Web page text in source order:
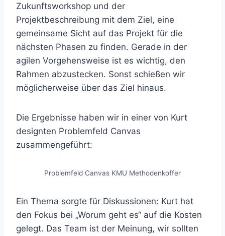
Zukunftsworkshop und der
Projektbeschreibung mit dem Ziel, eine
gemeinsame Sicht auf das Projekt für die
nächsten Phasen zu finden. Gerade in der
agilen Vorgehensweise ist es wichtig, den
Rahmen abzustecken. Sonst schießen wir
möglicherweise über das Ziel hinaus.
Die Ergebnisse haben wir in einer von Kurt
designten Problemfeld Canvas
zusammengeführt:
Problemfeld Canvas KMU Methodenkoffer
Ein Thema sorgte für Diskussionen: Kurt hat
den Fokus bei „Worum geht es“ auf die Kosten
gelegt. Das Team ist der Meinung, wir sollten